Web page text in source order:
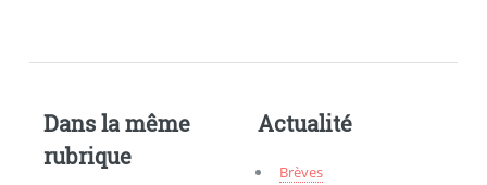
Dans la même
rubrique
Actualité
Brèves